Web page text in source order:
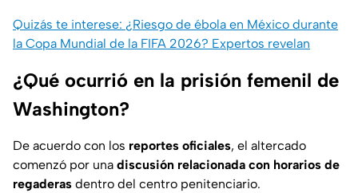
Quizás te interese: ¿Riesgo de ébola en México durante
la Copa Mundial de la FIFA 2026? Expertos revelan
¿Qué ocurrió en la prisión femenil de
Washington?
De acuerdo con los reportes oficiales, el altercado
comenzó por una discusión relacionada con horarios de
regaderas dentro del centro penitenciario.